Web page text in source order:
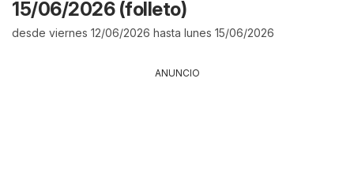
15/06/2026 (folleto)
desde viernes 12/06/2026 hasta lunes 15/06/2026
ANUNCIO